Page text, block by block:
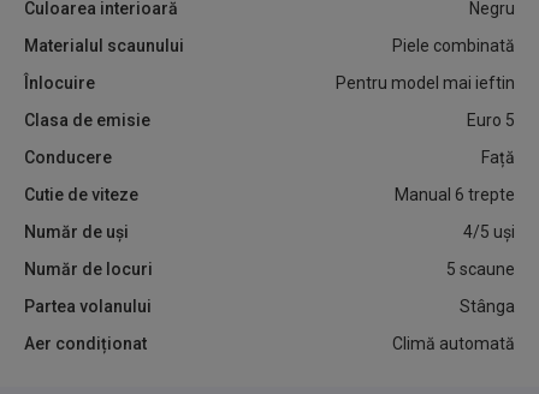
Culoarea interioară
Negru
Materialul scaunului
Piele combinată
Înlocuire
Pentru model mai ieftin
Clasa de emisie
Euro 5
Conducere
Față
Cutie de viteze
Manual 6 trepte
Număr de uși
4/5 uși
Număr de locuri
5 scaune
Partea volanului
Stânga
Aer condiționat
Climă automată